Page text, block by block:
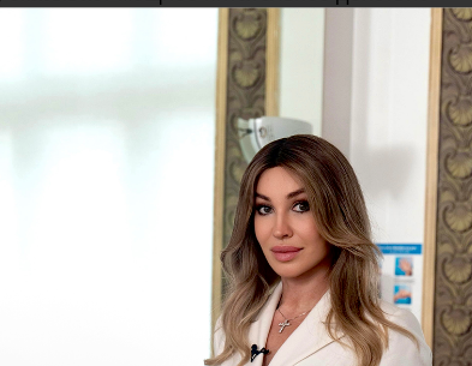
межклеточные связи для предотвращения
защитного барьера
кожу тела 1-2 раза в день легкими
особенно в холодное время года для
тела. Концентрируйте внимание на
и т.д.)
консультацию по подбору косметики, а
указанному на
нашем сайте
или отправив